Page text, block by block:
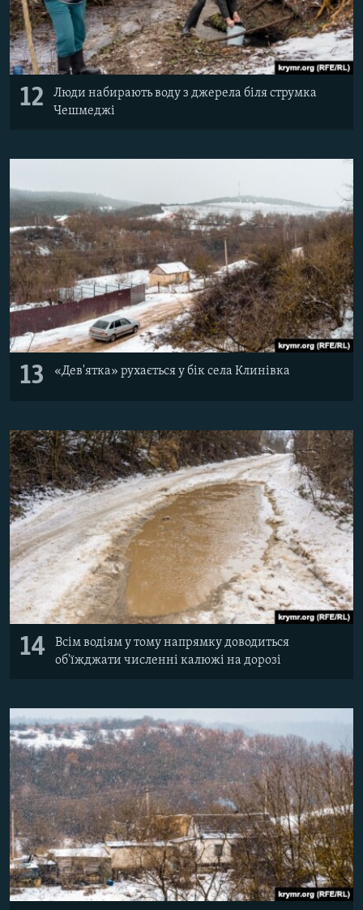
12
Люди набирають воду з джерела біля струмка
Чешмеджі
13 «Дев'ятка» рухається у бік села Клинівка
14
Всім водіям у тому напрямку доводиться
об'їжджати численні калюжі на дорозі